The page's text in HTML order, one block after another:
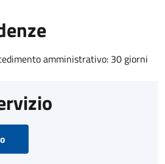
amministrativo: 30 giorni